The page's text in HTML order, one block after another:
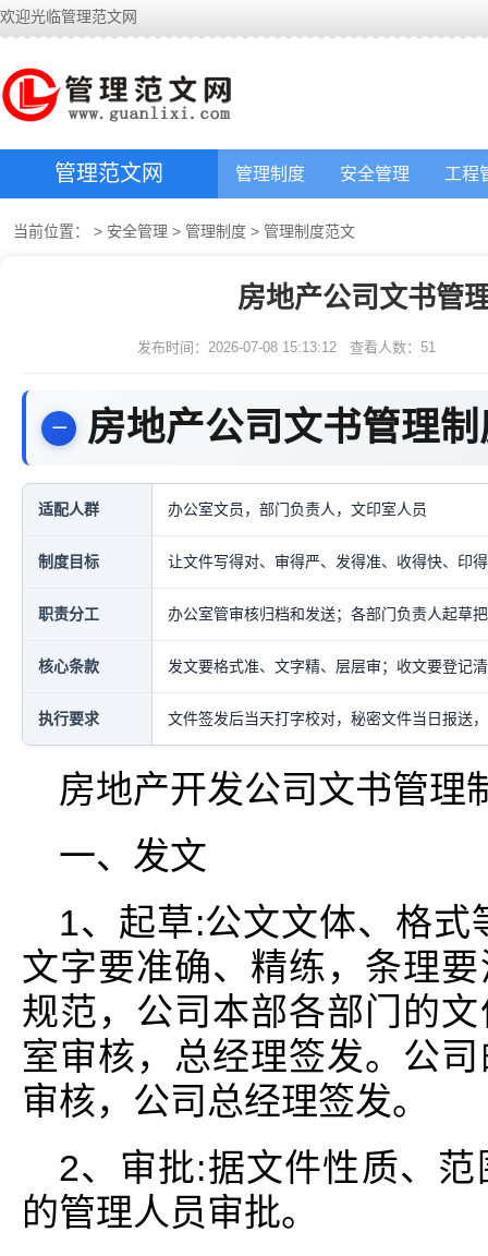
欢迎光临管理范文网
管理范文网 管理制度 安全管理 工程
当前位置： > 安全管理 > 管理制度 > 管理制度范文
房地产公司文书管
发布时间：2026-07-08 15:13:12 查看人数： 51
房地产公司文书管理制
适配人群 办公室文员，部门负责人，文印室人员
制度目标 让文件写得对、审得严、发得准、收得快、印
职责分工 办公室管审核归档和发送；各部门负责人起草
核心条款 发文要格式准、文字精、层层审；收文要登记
执行要求 文件签发后当天打字校对，秘密文件当日报送
房地产开发公司文书管理
一、发文
1、起草:公文文体、格
文字要准确、精练，条理
规范，公司本部各部门的
室审核，总经理签发。公
审核，公司总经理签发。
2、审批:据文件性质、
的管理人员审批。